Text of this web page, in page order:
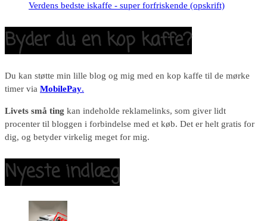
Verdens bedste iskaffe - super forfriskende (opskrift)
Byder du en kop kaffe?
Du kan støtte min lille blog og mig med en kop kaffe til de mørke
timer via MobilePay.
Livets små ting kan indeholde reklamelinks, som giver lidt
procenter til bloggen i forbindelse med et køb. Det er helt gratis for
dig, og betyder virkelig meget for mig.
Nyeste indlæg